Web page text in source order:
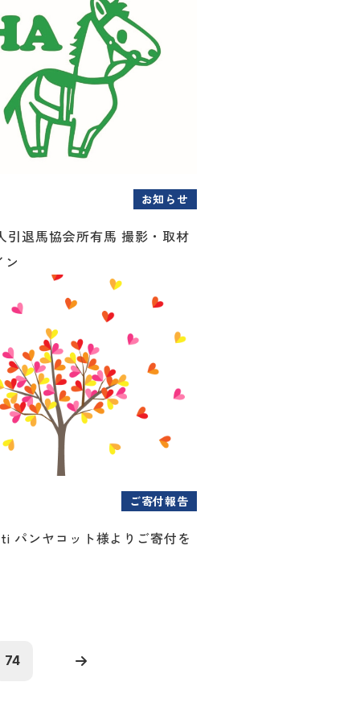
お知らせ
引退馬協会所有馬 撮影・取材
ン
ご寄付報告
パンヤコット様よりご寄付を
74